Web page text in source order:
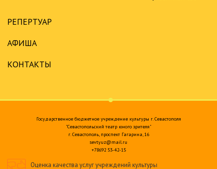
РЕПЕРТУАР
АФИША
КОНТАКТЫ
Государственное бюджетное учреждение культуры г. Севастополя
"Севастопольский театр юного зрителя"
г. Севастополь, проспект Гагарина, 16
sevtyuz@mail.ru
+78692 53-42-15
Оценка качества услуг учреждений культуры